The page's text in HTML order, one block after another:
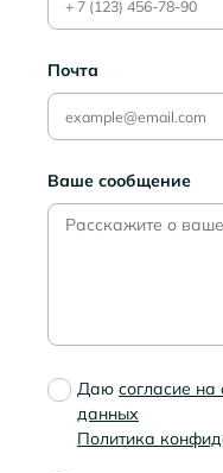
Почта
Ваше сообщение
Даю согласие
данных
Политика